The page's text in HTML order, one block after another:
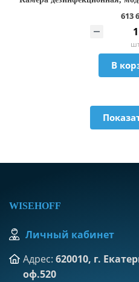
613
В
WISEHOFF
Личный кабинет
Адрес: 620010, г.
оф.520